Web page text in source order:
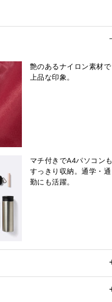
艶のあるナイロン素材で
上品な印象。
マチ付きでA4パソコンも
すっきり収納。通学・通
勤にも活躍。